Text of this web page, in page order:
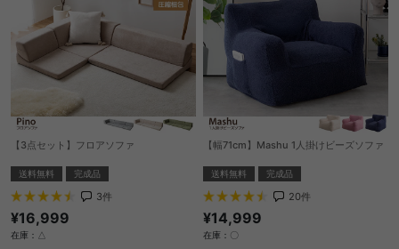
【3点セット】フロアソファ
送料無料 完成品
3件
¥16,999
在庫：△
【幅71cm】Mashu 1人掛けビーズソファ
送料無料 完成品
20件
¥14,999
在庫：〇